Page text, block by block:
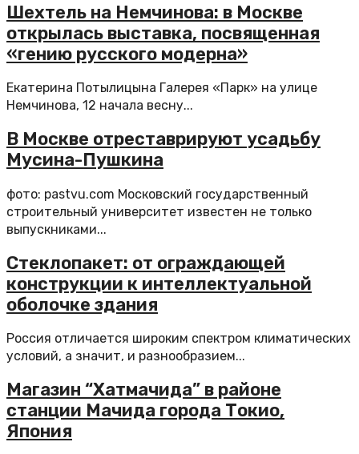
Шехтель на Немчинова: в Москве
открылась выставка, посвященная
«гению русского модерна»
Екатерина Потылицына Галерея «Парк» на улице
Немчинова, 12 начала весну...
В Москве отреставрируют усадьбу
Мусина-Пушкина
фото: pastvu.com Московский государственный
строительный университет известен не только
выпускниками...
Стеклопакет: от ограждающей
конструкции к интеллектуальной
оболочке здания
Россия отличается широким спектром климатических
условий, а значит, и разнообразием...
Магазин “Хатмачида” в районе
станции Мачида города Токио,
Япония